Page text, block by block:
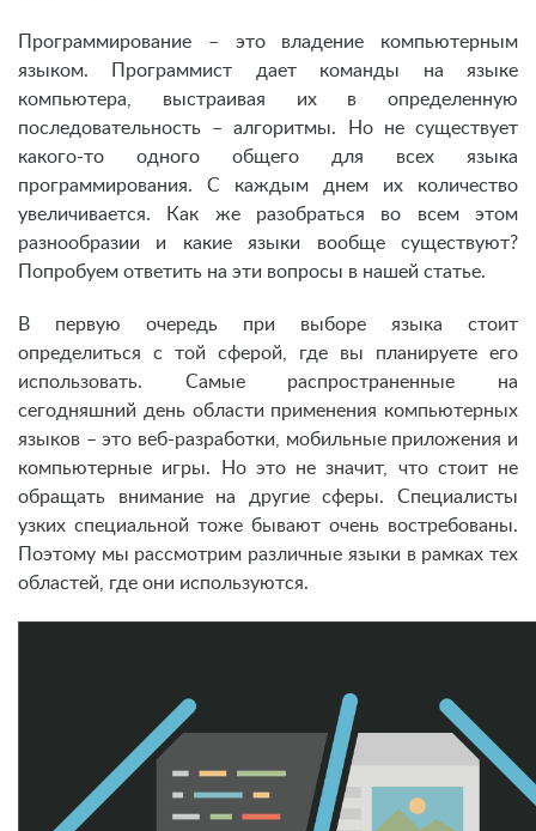
Программирование – это владение компьютерным
языком. Программист дает команды на языке
компьютера, выстраивая их в определенную
последовательность – алгоритмы. Но не существует
какого-то одного общего для всех языка
программирования. С каждым днем их количество
увеличивается. Как же разобраться во всем этом
разнообразии и какие языки вообще существуют?
Попробуем ответить на эти вопросы в нашей статье.
В первую очередь при выборе языка стоит
определиться с той сферой, где вы планируете его
использовать. Самые распространенные на
сегодняшний день области применения компьютерных
языков – это веб-разработки, мобильные приложения и
компьютерные игры. Но это не значит, что стоит не
обращать внимание на другие сферы. Специалисты
узких специальной тоже бывают очень востребованы.
Поэтому мы рассмотрим различные языки в рамках тех
областей, где они используются.